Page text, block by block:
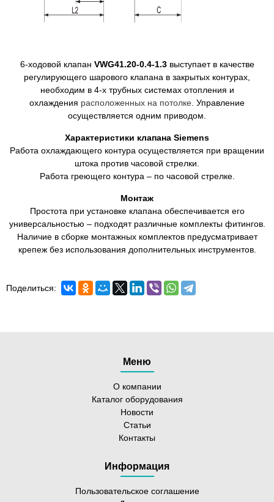
6-ходовой клапан VWG41.20-0.4-1.3выступает в качестве
регулирующего шарового клапана в закрытых контурах,
необходим в 4-х трубных системах отопления и
охлаждения расположенных на потолке . Управление
осуществляется одним приводом.
Характеристики клапана Siemens
Работа охлаждающего контура осуществляется при вращении
штока против часовой стрелки.
Работа греющего контура – по часовой стрелке.
Монтаж
Простота при установке клапана обеспечивается его
универсальностью – подходят различные комплекты фитингов.
Наличие в сборке монтажных комплектов предусматривает
крепеж без использования дополнительных инструментов.
Поделиться:
Меню
О компании
Каталог оборудования
Новости
Статьи
Контакты
Информация
Пользовательское соглашение